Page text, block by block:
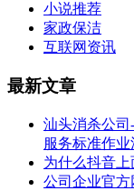
小说推荐
家政保洁
互联网资讯
最新文章
汕头消杀公
服务标准作业
为什么抖音
公司企业官